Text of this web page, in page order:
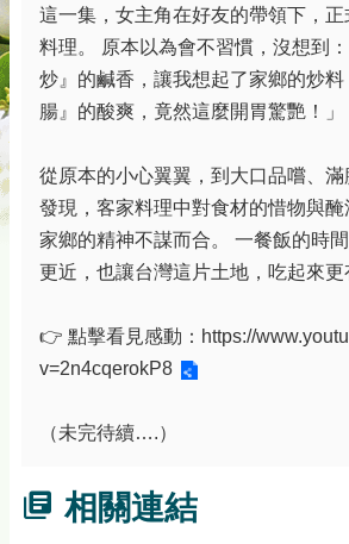
這一集，女主角在好友的帶領下，
料理。 原本以為會不習慣，沒想到
炒』的鹹香，讓我想起了家鄉的炒
腸』的酸爽，竟然這麼開胃驚艷！」
從原本的小心翼翼，到大口品嚐、滿
發現，客家料理中對食材的惜物與
家鄉的精神不謀而合。 一餐飯的時
更近，也讓台灣這片土地，吃起來更
👉 點擊看見感動： https://
v=2n4cqerokP8
（未完待續….）
相關連結